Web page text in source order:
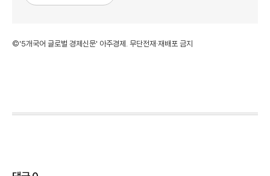
©'5개국어 글로벌 경제신문' 아주경제. 무단전재·재배포 금지